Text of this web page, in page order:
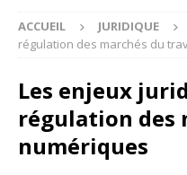
ACCUEIL JURIDIQUE
régulation des marchés du
Les enjeux
régulation des
numériques